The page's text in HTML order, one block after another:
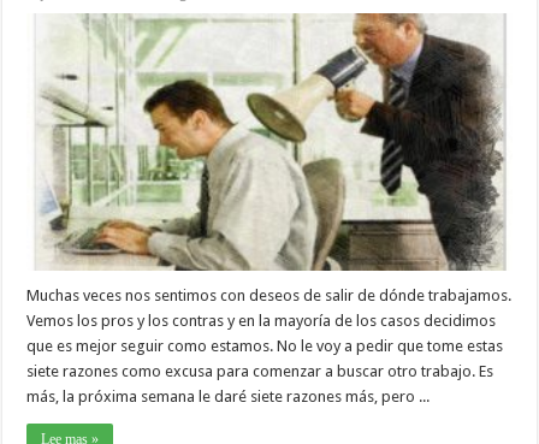
Muchas veces nos sentimos con deseos de salir de dónde trabajamos.
Vemos los pros y los contras y en la mayoría de los casos decidimos
que es mejor seguir como estamos. No le voy a pedir que tome estas
siete razones como excusa para comenzar a buscar otro trabajo. Es
más, la próxima semana le daré siete razones más, pero ...
Lee mas »